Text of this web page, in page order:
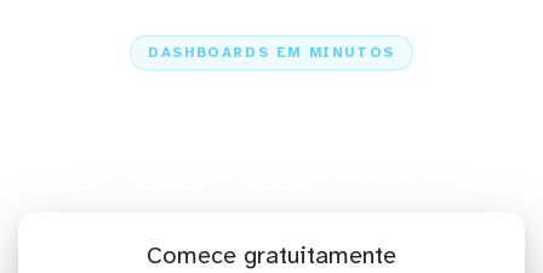
DASHBOARDS EM MINUTOS
Comece gratuitamente